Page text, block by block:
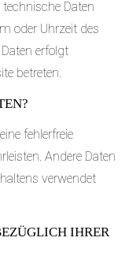
Daten
oder Uhrzeit des
erfolgt
betreten.
fehlerfreie
Andere Daten
verwendet
IHRER